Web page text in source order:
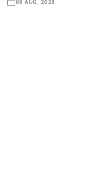
08 AUG, 2026